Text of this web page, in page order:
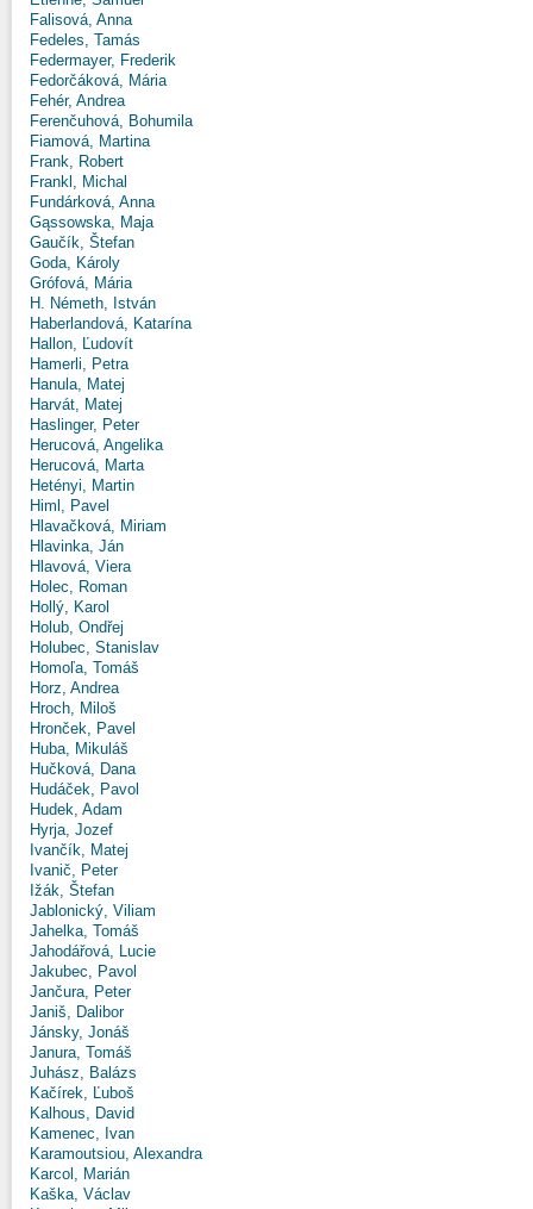
Falisová, Anna
Fedeles, Tamás
Federmayer, Frederik
Fedorčáková, Mária
Fehér, Andrea
Ferenčuhová, Bohumila
Fiamová, Martina
Frank, Robert
Frankl, Michal
Fundárková, Anna
Gąssowska, Maja
Gaučík, Štefan
Goda, Károly
Grófová, Mária
H. Németh, István
Haberlandová, Katarína
Hallon, Ľudovít
Hamerli, Petra
Hanula, Matej
Harvát, Matej
Haslinger, Peter
Herucová, Angelika
Herucová, Marta
Hetényi, Martin
Himl, Pavel
Hlavačková, Miriam
Hlavinka, Ján
Hlavová, Viera
Holec, Roman
Hollý, Karol
Holub, Ondřej
Holubec, Stanislav
Homoľa, Tomáš
Horz, Andrea
Hroch, Miloš
Hronček, Pavel
Huba, Mikuláš
Hučková, Dana
Hudáček, Pavol
Hudek, Adam
Hyrja, Jozef
Ivančík, Matej
Ivanič, Peter
Ižák, Štefan
Jablonický, Viliam
Jahelka, Tomáš
Jahodářová, Lucie
Jakubec, Pavol
Jančura, Peter
Janiš, Dalibor
Jánsky, Jonáš
Janura, Tomáš
Juhász, Balázs
Kačírek, Ľuboš
Kalhous, David
Kamenec, Ivan
Karamoutsiou, Alexandra
Karcol, Marián
Kaška, Václav